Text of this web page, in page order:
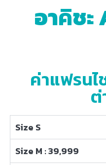
อาคิชะ
ค่าแฟรนไ
ต่
Size S
Size M : 39,999